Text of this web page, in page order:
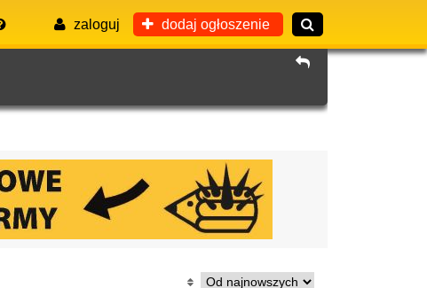
zaloguj dodaj ogłoszenie